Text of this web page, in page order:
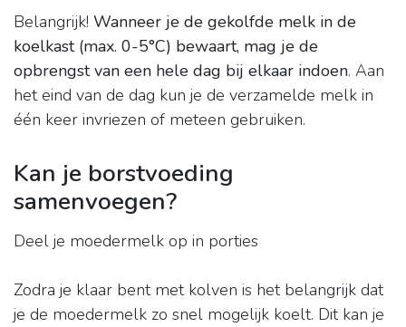
Belangrijk! Wanneer je de gekolfde melk in de
koelkast (max. 0-5°C) bewaart, mag je de
opbrengst van een hele dag bij elkaar indoen. Aan
het eind van de dag kun je de verzamelde melk in
één keer invriezen of meteen gebruiken.
Kan je borstvoeding
samenvoegen?
Deel je moedermelk op in porties
Zodra je klaar bent met kolven is het belangrijk dat
je de moedermelk zo snel mogelijk koelt. Dit kan je